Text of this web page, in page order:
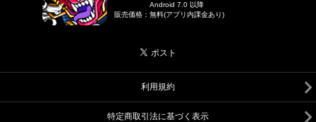
Android 7.0 以降
販売価格 ：無料(アプリ内課金あり)
利用規約
特定商取引法に基づく表示